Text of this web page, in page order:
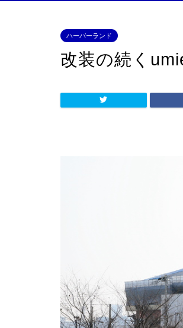
ハーバーランド
改装の続く